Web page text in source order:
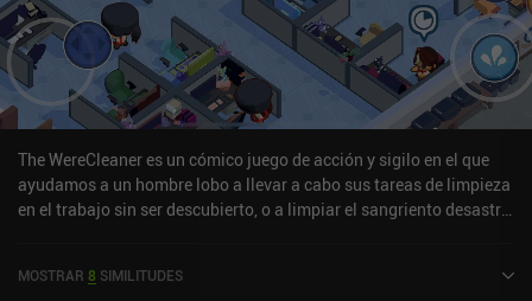
The WereCleaner es un cómico juego de acción y sigilo en el que
ayudamos a un hombre lobo a llevar a cabo sus tareas de limpieza
en el trabajo sin ser descubierto, o a limpiar el sangriento desastre
jefe y trabajar en turnos nocturnos de horas extra no remuneradas,
MOSTRAR 8 SIMILITUDES